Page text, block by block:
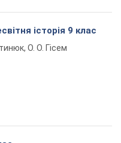
історія 9 клас
О. О. Гісем